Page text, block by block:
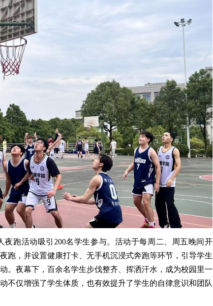
夜跑活动吸引200名学生参与。活动于每周二、周五晚间开
跑，并设置健康打卡、无手机沉浸式奔跑等环节，引导学生
。夜幕下，百余名学生步伐整齐、挥洒汗水，成为校园里一
不仅增强了学生体质，也有效提升了学生的自律意识和团队